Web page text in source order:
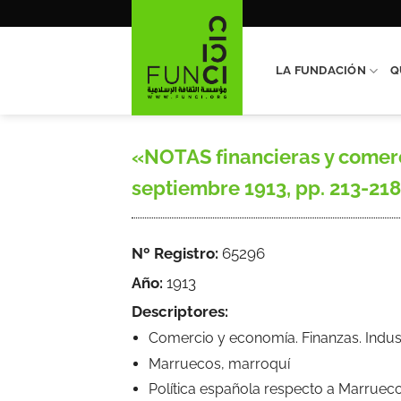
LA FUNDACIÓN
«NOTAS financieras y
septiembre 1913, pp. 213-
Nº Registro: 65296
Año: 1913
Descriptores:
Comercio y economía. Finanzas.
Marruecos, marroquí
Política española respecto a